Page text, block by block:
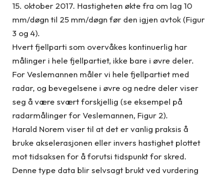
15. oktober 2017. Hastigheten økte fra om lag 10
mm/døgn til 25 mm/døgn før den igjen avtok (Figur
3 og 4).
Hvert fjellparti som overvåkes kontinuerlig har
målinger i hele fjellpartiet, ikke bare i øvre deler.
For Veslemannen måler vi hele fjellpartiet med
radar, og bevegelsene i øvre og nedre deler viser
seg å være svært forskjellig (se eksempel på
radarmålinger for Veslemannen, Figur 2).
Harald Norem viser til at det er vanlig praksis å
bruke akselerasjonen eller invers hastighet plottet
mot tidsaksen for å forutsi tidspunkt for skred.
Denne type data blir selvsagt brukt ved vurdering